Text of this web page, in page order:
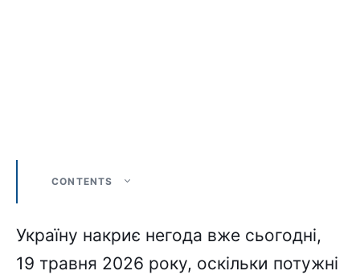
CONTENTS
Україну накриє негода вже сьогодні,
19 травня 2026 року, оскільки потужні